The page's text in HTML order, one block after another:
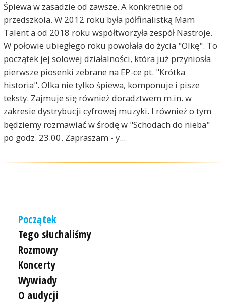
Śpiewa w zasadzie od zawsze. A konkretnie od
przedszkola. W 2012 roku była półfinalistką Mam
Talent a od 2018 roku współtworzyła zespół Nastroje.
W połowie ubiegłego roku powołała do życia "Olkę". To
początek jej solowej działalności, która już przyniosła
pierwsze piosenki zebrane na EP-ce pt. "Krótka
historia". Olka nie tylko śpiewa, komponuje i pisze
teksty. Zajmuje się również doradztwem m.in. w
zakresie dystrybucji cyfrowej muzyki. I również o tym
będziemy rozmawiać w środę w "Schodach do nieba"
po godz. 23.00. Zapraszam - y...
Początek
Tego słuchaliśmy
Rozmowy
Koncerty
Wywiady
O audycji